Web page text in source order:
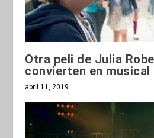
Otra peli de Julia
convierten en musical
abril 11, 2019